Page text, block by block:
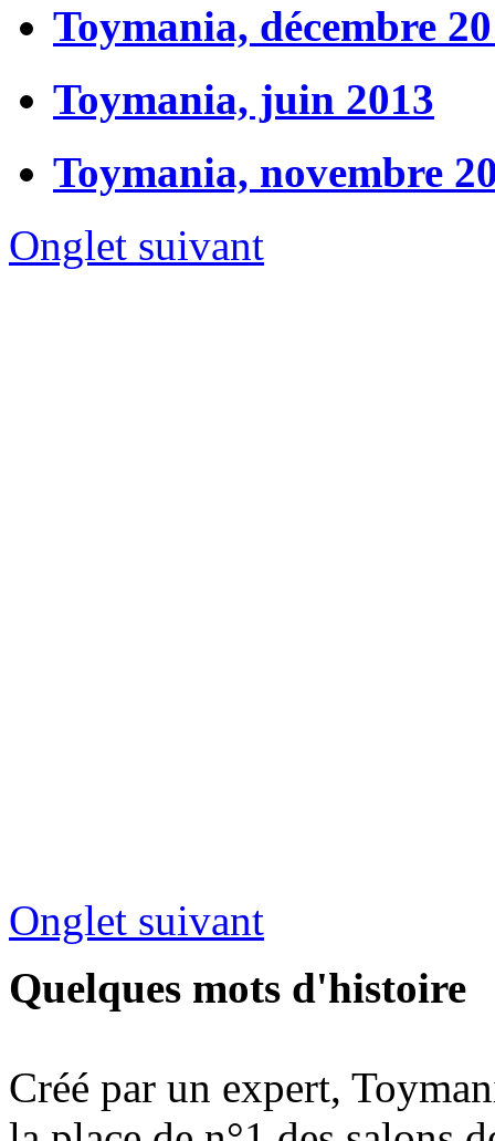
Toymania, décembre
Toymania, juin 2013
Toymania, novembre
Onglet suivant
Onglet suivant
Quelques mots d'histoire
Créé par un expert,